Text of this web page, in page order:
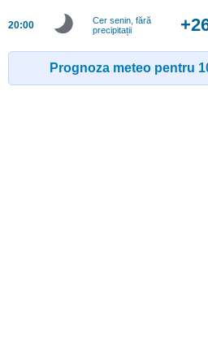
20:00
Cer senin, fără
precipitații
Prognoza meteo pentru